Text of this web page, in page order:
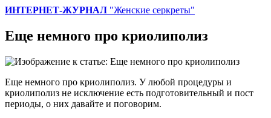
ИНТЕРНЕТ-ЖУРНАЛ "Женские серкреты"
Еще немного про криолиполиз
Еще немного про криолиполиз. У любой процедуры и
криолиполиз не исключение есть подготовительный и пост
периоды, о них давайте и поговорим.